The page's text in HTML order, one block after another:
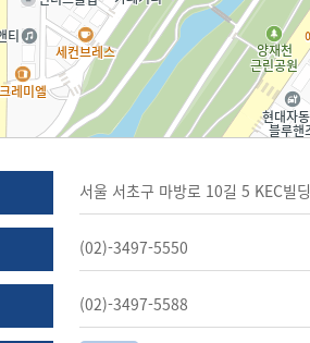
서울 서초구 마방로 10길 5 KEC빌딩
(02)-3497-5550
(02)-3497-5588